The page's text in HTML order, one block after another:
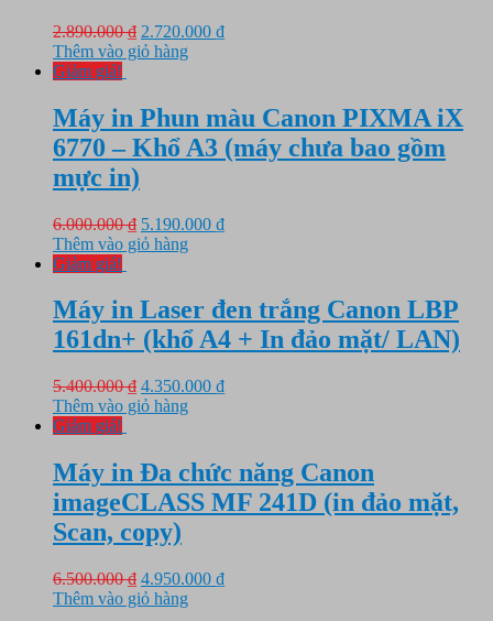
2.890.000₫ Giá
gốc
2.720.000 ₫Giá
2.720.000 ₫.
Thêm vào giỏ hàng
Giảm giá!
Máy in Phun màu Canon PIXMA iX
6770 – Khổ A3 (máy chưa bao gồm
mực in)
6.000.000₫ Giá
gốc
5.190.000 ₫Giá
5.190.000 ₫.
Thêm vào giỏ hàng
Giảm giá!
Máy in Laser đen trắng Canon LBP
161dn+ (khổ A4 + In đảo mặt/ LAN)
5.400.000₫ Giá
gốc
4.350.000 ₫Giá
4.350.000 ₫.
Thêm vào giỏ hàng
Giảm giá!
Máy in Đa chức năng Canon
imageCLASS MF 241D (in đảo mặt,
Scan, copy)
6.500.000₫ Giá
gốc
4.950.000 ₫Giá
Thêm vào giỏ hàng